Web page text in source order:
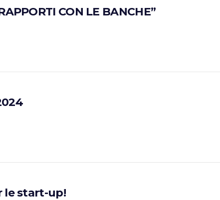
CON LE BANCHE”
le start-up!